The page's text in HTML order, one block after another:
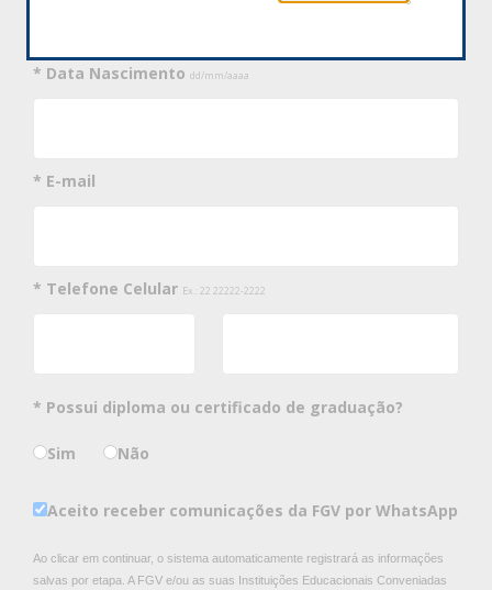
* Data Nascimento dd/mm/aaaa
* E-mail
* Telefone Celular Ex.: 22 22222-2222
* Possui diploma ou certificado de graduação?
Sim Não
Aceito receber comunicações da FGV por WhatsApp
Ao clicar em continuar, o sistema automaticamente registrará as informações
salvas por etapa. A FGV e/ou as suas Instituições Educacionais Conveniadas